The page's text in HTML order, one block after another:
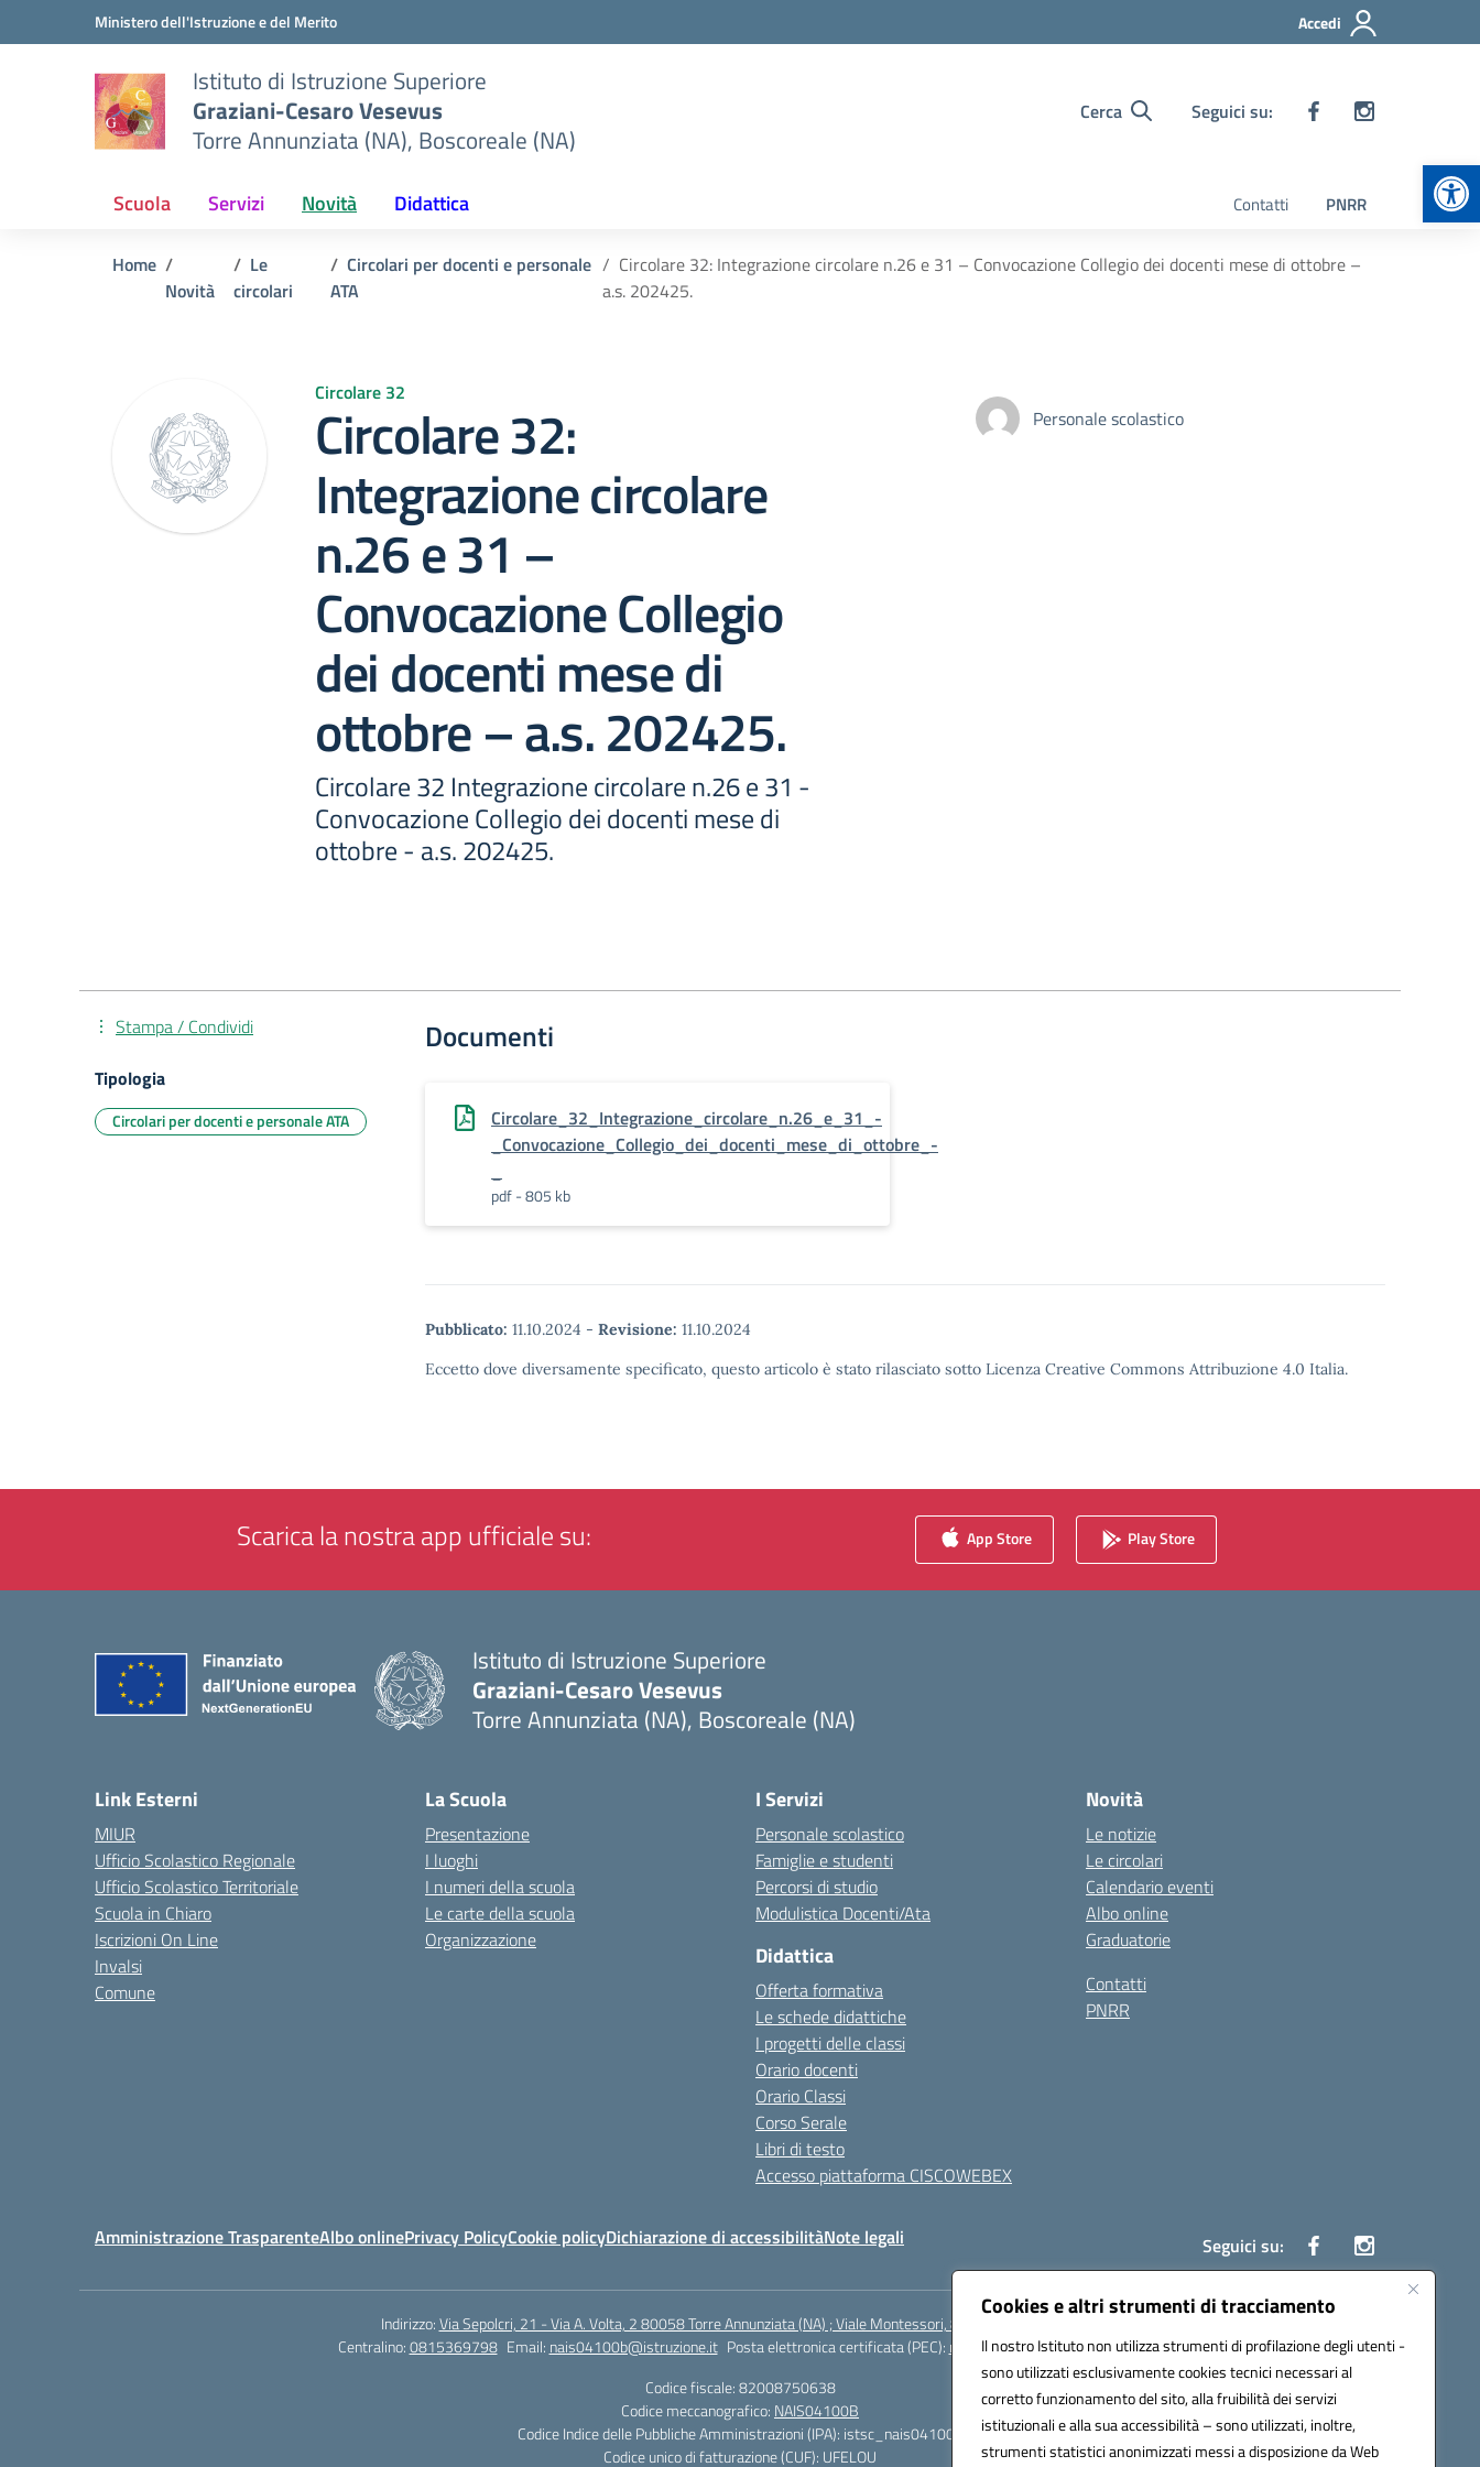
Cookies e altri strumenti di tracciamento
Il nostro Istituto non utilizza strumenti di profilazione degli utenti -
sono utilizzati esclusivamente cookies tecnici necessari al
corretto funzionamento del sito, alla fruibilità dei servizi
istituzionali e alla sua accessibilità – sono utilizzati, inoltre,
strumenti statistici anonimizzati messi a disposizione da Web
Vai ai contenuti
Vai al menu di navigazioneMinistero dell'Istruzione e del Merito Accedi
Istituto di Istruzione Superiore
Graziani-Cesaro Vesevus
Torre Annunziata (NA), Boscoreale (NA)
Cerca Seguici su:
Scuola Servizi Novità Didattica Contatti PNRR
Home
Novità
Le
circolari
Circolari per docenti e personale
ATA
Circolare 32: Integrazione circolare n.26 e 31 – Convocazione Collegio dei docenti mese di ottobre –
a.s. 202425.
Circolare 32
Circolare 32:
Integrazione circolare
n.26 e 31 –
Convocazione Collegio
dei docenti mese di
ottobre – a.s. 202425.
Circolare 32 Integrazione circolare n.26 e 31 -
Convocazione Collegio dei docenti mese di
ottobre - a.s. 202425.
Personale scolastico
Documenti
Circolare_32_Integrazione_circolare_n.26_e_31_-
_Convocazione_Collegio_dei_docenti_mese_di_ottobre_-
pdf - 805 kb
Pubblicato: 11.10.2024 - Revisione: 11.10.2024
Eccetto dove diversamente specificato, questo articolo è stato rilasciato sotto Licenza Creative Commons Attribuzione 4.0 Italia.
Stampa / Condividi
Tipologia
Circolari per docenti e personale ATA
Scarica la nostra app ufficiale su: App Store Play Store
Istituto di Istruzione Superiore
Graziani-Cesaro Vesevus
Torre Annunziata (NA), Boscoreale (NA)
Link Esterni
MIUR
Ufficio Scolastico Regionale
Ufficio Scolastico Territoriale
Scuola in Chiaro
Iscrizioni On Line
Invalsi
Comune
La Scuola
Presentazione
I luoghi
I numeri della scuola
Le carte della scuola
Organizzazione
I Servizi
Personale scolastico
Famiglie e studenti
Percorsi di studio
Modulistica Docenti/Ata
Didattica
Offerta formativa
Le schede didattiche
I progetti delle classi
Orario docenti
Orario Classi
Corso Serale
Libri di testo
Accesso piattaforma CISCOWEBEX
Novità
Le notizie
Le circolari
Calendario eventi
Albo online
Graduatorie
Contatti
PNRR
Amministrazione TrasparenteAlbo onlinePrivacy PolicyCookie policyDichiarazione di accessibilitàNote legali Seguici su:
Indirizzo:Via Sepolcri, 21 - Via A. Volta, 2 80058 Torre Annunziata (NA) ; Viale Montessori, 80041 Boscoreale (NA)
Centralino:0815369798 Email: nais04100b@istruzione.it Posta elettronica certificata (PEC): nais04100b@pec.istruzione.it
Codice fiscale: 82008750638
Codice meccanografico: NAIS04100B
Codice Indice delle Pubbliche Amministrazioni (IPA): istsc_nais04100b
Codice unico di fatturazione (CUF): UFELOU